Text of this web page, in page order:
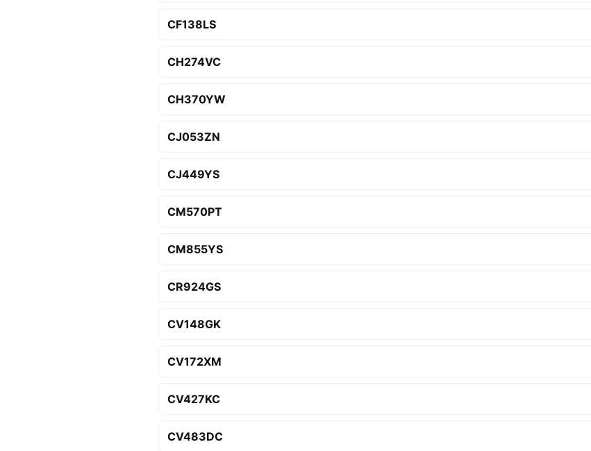
CF138LS
CH274VC
CH370YW
CJ053ZN
CJ449YS
CM570PT
CM855YS
CR924GS
CV148GK
CV172XM
CV427KC
CV483DC